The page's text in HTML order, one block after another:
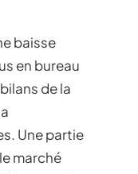
baisse
en bureau
de la
Une partie
marché